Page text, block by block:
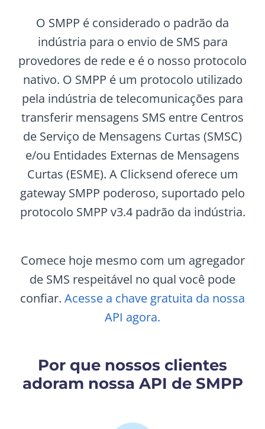
O SMPP é considerado o padrão da
indústria para o envio de SMS para
provedores de rede e é o nosso protocolo
nativo. O SMPP é um protocolo utilizado
pela indústria de telecomunicações para
transferir mensagens SMS entre Centros
de Serviço de Mensagens Curtas (SMSC)
e/ou Entidades Externas de Mensagens
Curtas (ESME). A Clicksend oferece um
gateway SMPP poderoso, suportado pelo
protocolo SMPP v3.4 padrão da indústria.
Comece hoje mesmo com um agregador
de SMS respeitável no qual você pode
confiar. Acesse a chave gratuita da nossa
API agora.
Por que nossos clientes
adoram nossa API de SMPP